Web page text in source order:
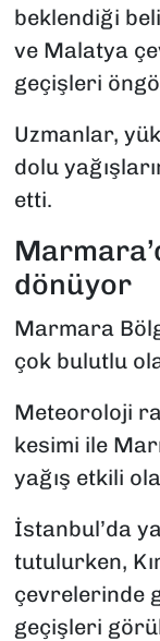
beklendiği
ve Malatya
geçişleri
Uzmanlar,
dolu
etti.
dönüyor
Marmara
çok bulutlu
Meteoroloji
kesimi ile
yağış etkili
İstanbul’da
tutulurken,
çevrelerinde
geçişleri